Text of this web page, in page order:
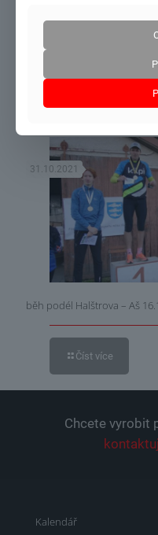
soustředění podzimní
31.10.2021
běh podél Halštrova – Aš
Číst více
Chcete vyrobit
Kalendář